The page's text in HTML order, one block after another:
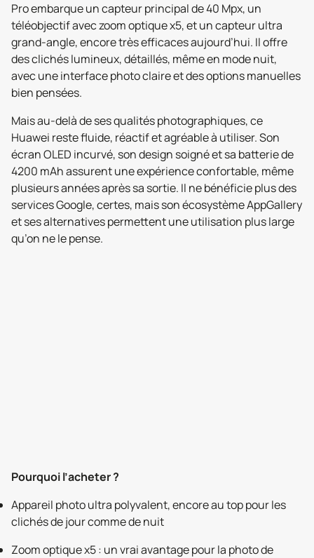
Pro embarque un capteur principal de 40 Mpx, un
téléobjectif avec zoom optique x5, et un capteur ultra
grand-angle, encore très efficaces aujourd’hui. Il offre
des clichés lumineux, détaillés, même en mode nuit,
avec une interface photo claire et des options manuelles
bien pensées.
Mais au-delà de ses qualités photographiques, ce
Huawei reste fluide, réactif et agréable à utiliser. Son
écran OLED incurvé, son design soigné et sa batterie de
4200 mAh assurent une expérience confortable, même
plusieurs années après sa sortie. Il ne bénéficie plus des
services Google, certes, mais son écosystème AppGallery
et ses alternatives permettent une utilisation plus large
qu’on ne le pense.
Pourquoi l’acheter ?
Appareil photo ultra polyvalent, encore au top pour les
clichés de jour comme de nuit
Zoom optique x5 : un vrai avantage pour la photo de